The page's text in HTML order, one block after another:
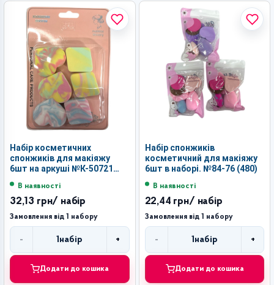
Набір косметичних
спонжиків для макіяжу
6шт на аркуші №К-50721
В наявності
32,13 грн/ набір
Замовлення від 1 набору
-
Кількість
1набір +
Додати до кошика
Набір спонжиків
косметичний для макіяжу
6шт в наборі. №84-76 (480)
В наявності
22,44 грн/ набір
Замовлення від 1 набору
-
Кількість
1набір +
Додати до кошика